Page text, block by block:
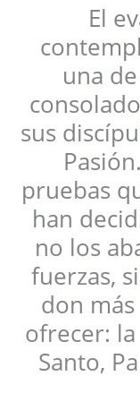
El
una
sus
pruebas
han
no los
fuerzas,
don
ofrecer:
Santo,